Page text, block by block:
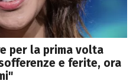
per la prima volta
e ferite, ora